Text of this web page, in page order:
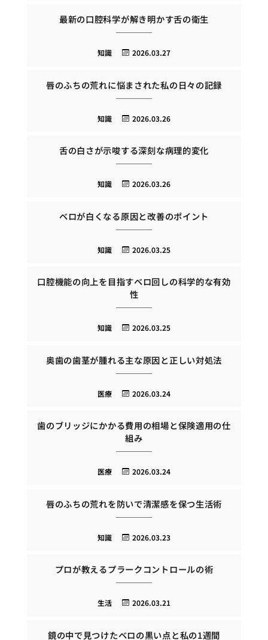
最新の口腔科学が解き明かす舌の衛生
2026.03.27
知識
唇のふちの荒れに悩まされた私の日々の記録
2026.03.26
知識
舌の白さが示唆する深刻な病理的変化
2026.03.26
知識
ベロが白くなる原因と改善のポイント
2026.03.25
知識
口腔機能の向上を目指すベロ回しの科学的な有効
性
2026.03.25
知識
奥歯の歯茎が腫れる主な原因と正しい対処法
2026.03.24
医療
歯のブリッジにかかる費用の相場と保険適用の仕
組み
2026.03.24
医療
唇のふちの荒れを防いで清潔感を保つ生活術
2026.03.23
知識
プロが教えるプラークコントロールの術
2026.03.21
生活
鏡の中で見つけたベロの黒い点と私の1週間